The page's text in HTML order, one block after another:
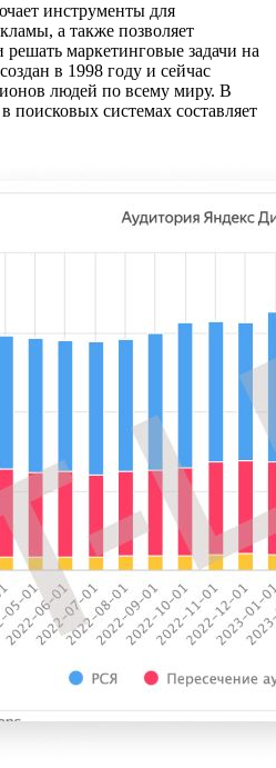
инструменты для
а также позволяет
маркетинговые задачи на
в 1998 году и сейчас
людей по всему миру. В
поисковых системах составляет